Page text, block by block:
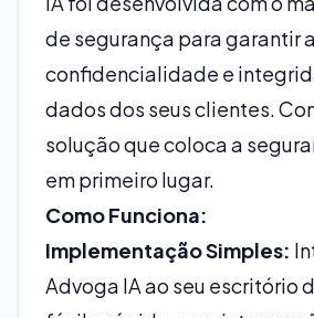
de segurança para garantir a
confidencialidade e
dados dos seus clientes.
solução que coloca a
em primeiro lugar.
Como Funciona:
Implementação Simples:
Advoga IA ao seu escritório